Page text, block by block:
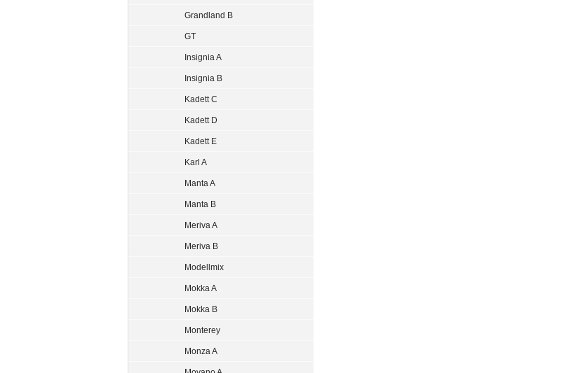
Grandland B
GT
Insignia A
Insignia B
Kadett C
Kadett D
Kadett E
Karl A
Manta A
Manta B
Meriva A
Meriva B
Modellmix
Mokka A
Mokka B
Monterey
Monza A